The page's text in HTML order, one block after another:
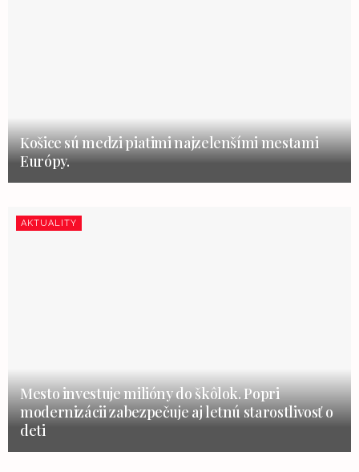
Košice sú medzi piatimi najzelenšími mestami
Európy.
AKTUALITY
Mesto investuje milióny do škôlok. Popri
modernizácii zabezpečuje aj letnú starostlivosť o
deti